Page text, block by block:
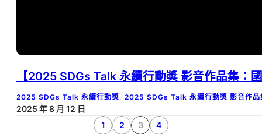
【2025 SDGs Talk 永續行動獎 影音作品集：
2025 SDGs Talk 永續行動獎 2025 SDGs Talk 永續行動獎 影音作品
2025 年 8 月 12 日
1
2 3 4